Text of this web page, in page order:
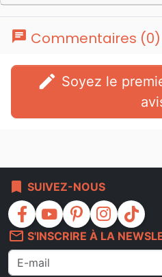
chat Commentaires (0)
edit
bookmark SUIVEZ-NOUS
facebook youtube pinterest instagram
tiktok
mail_outline S'INSCRIRE À LA